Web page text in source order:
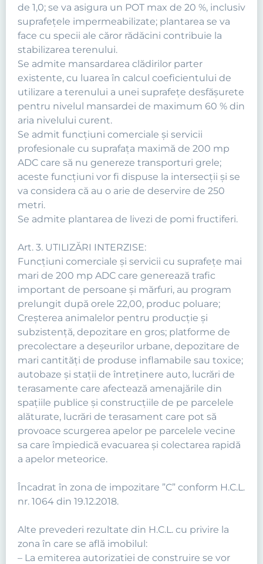
de 1,0; se va asigura un POT max de 20 %, inclusiv
suprafeţele impermeabilizate; plantarea se va
face cu specii ale căror rădăcini contribuie la
stabilizarea terenului.
Se admite mansardarea clădirilor parter
existente, cu luarea în calcul coeficientului de
utilizare a terenului a unei suprafeţe desfăşurete
pentru nivelul mansardei de maximum 60 % din
aria nivelului curent.
Se admit funcţiuni comerciale şi servicii
profesionale cu suprafaţa maximă de 200 mp
ADC care să nu genereze transporturi grele;
aceste funcţiuni vor fi dispuse la intersecţii şi se
va considera că au o arie de deservire de 250
metri.
Se admite plantarea de livezi de pomi fructiferi.
Art. 3. UTILIZĂRI INTERZISE:
Funcţiuni comerciale şi servicii cu suprafeţe mai
mari de 200 mp ADC care generează trafic
important de persoane şi mărfuri, au program
prelungit după orele 22,00, produc poluare;
Creşterea animalelor pentru producţie şi
subzistenţă, depozitare en gros; platforme de
precolectare a deşeurilor urbane, depozitare de
mari cantităţi de produse inflamabile sau toxice;
autobaze şi staţii de întreţinere auto, lucrări de
terasamente care afectează amenajările din
spaţiile publice şi construcţiile de pe parcelele
alăturate, lucrări de terasament care pot să
provoace scurgerea apelor pe parcelele vecine
sa care împiedică evacuarea şi colectarea rapidă
a apelor meteorice.
Încadrat în zona de impozitare ”C” conform H.C.L.
nr. 1064 din 19.12.2018.
Alte prevederi rezultate din H.C.L. cu privire la
zona în care se află imobilul:
– La emiterea autorizatiei de construire se vor